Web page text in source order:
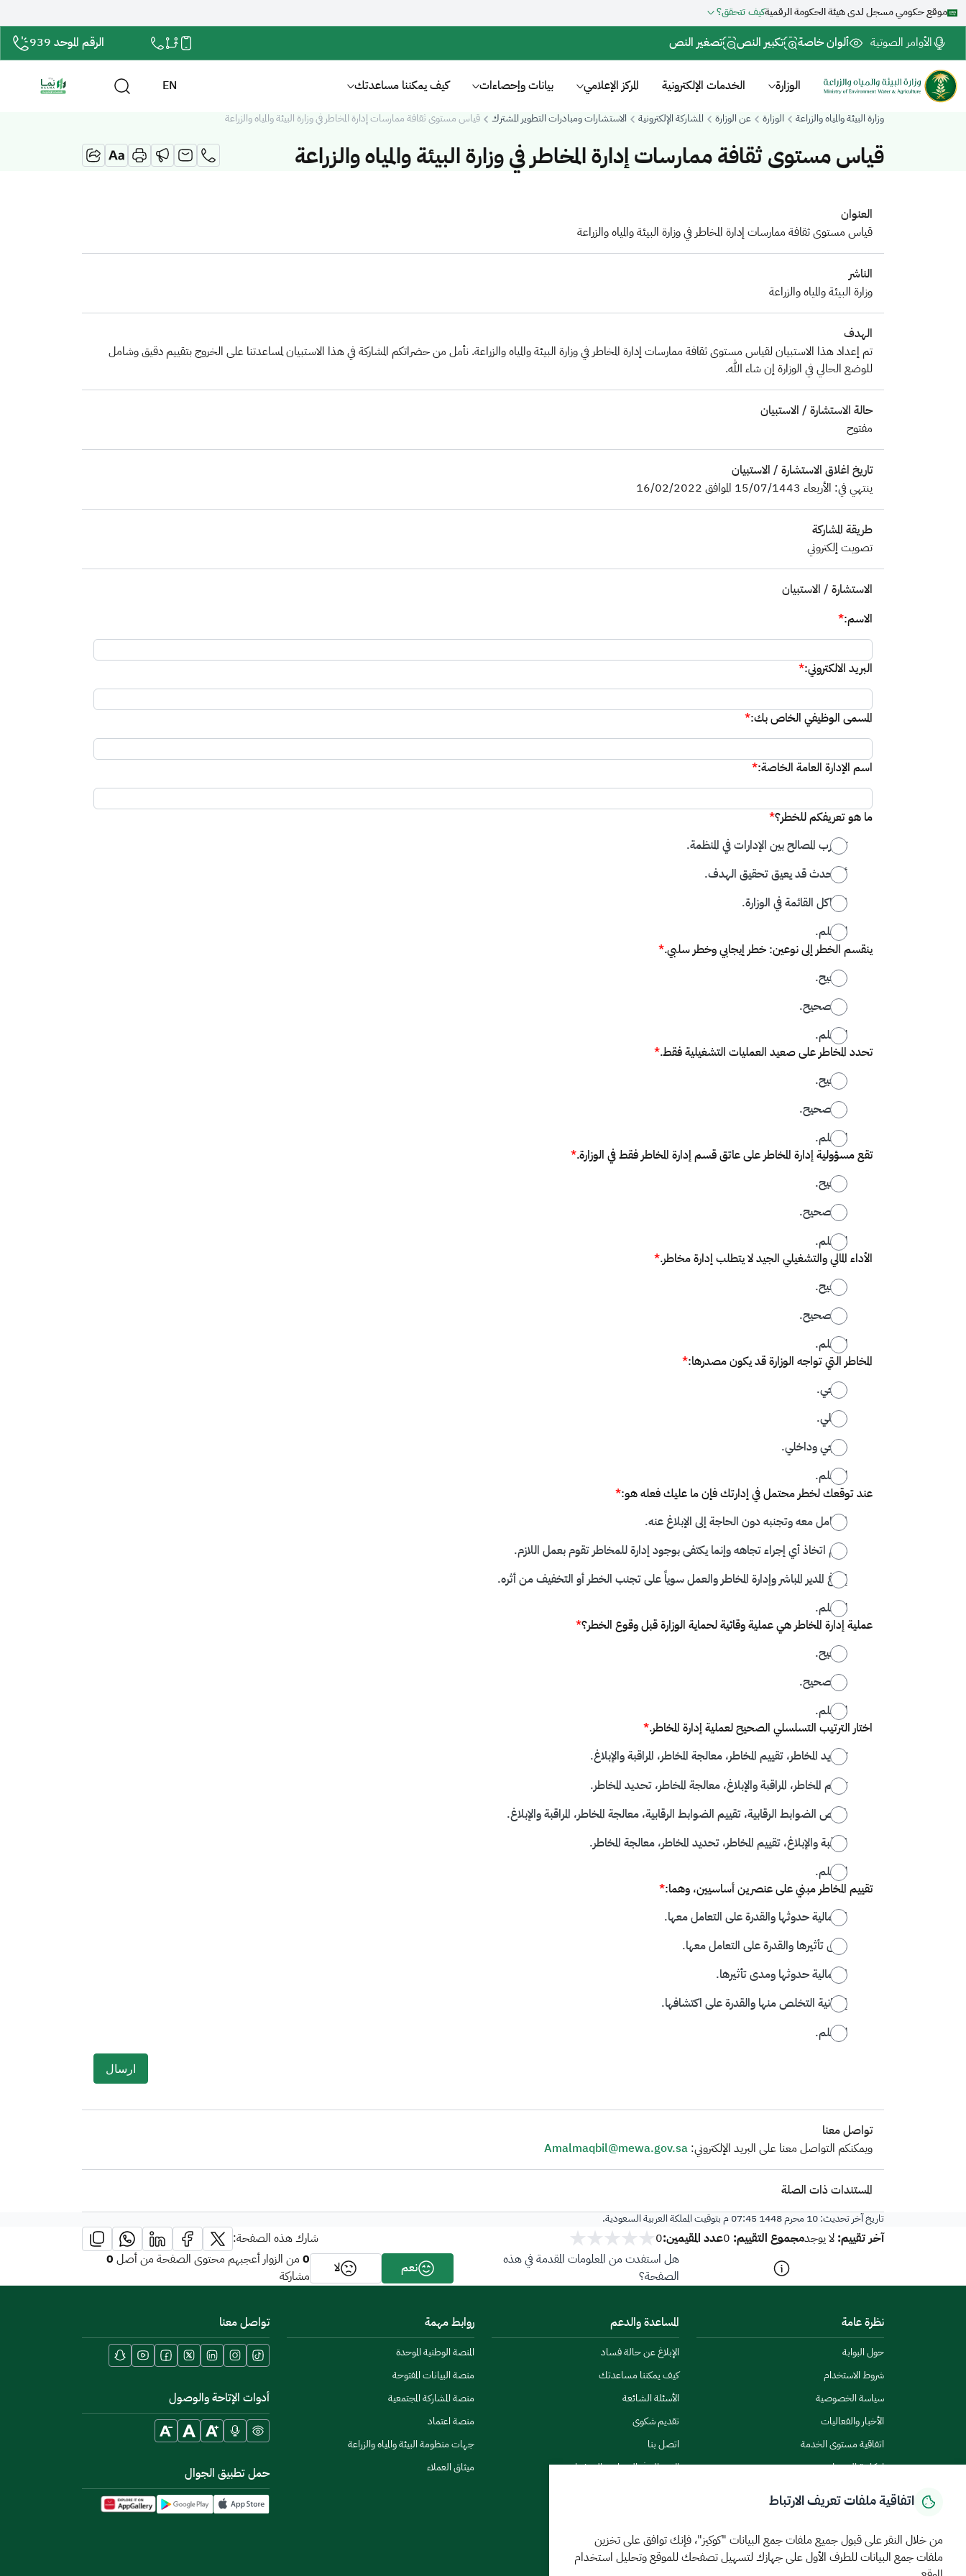
موقع حكومي مسجل لدى هيئة الحكومة الرقميةكيف تتحقق؟
الأوامر الصوتية ألوان خاصة تكبير النص تصغير النص الرقم الموحد 939
الوزارة الخدمات الإلكترونية المركز الإعلامي بيانات وإحصاءات كيف يمكننا مساعدتك EN
وزارة البيئة والمياه والزراعة الوزارة عن الوزارة المشاركة الإلكترونية الاستشارات ومبادرات التطوير المشترك قياس مستوى ثقافة ممارسات إدارة المخاطر في وزارة البيئة والمياه والزراعة
قياس مستوى ثقافة ممارسات إدارة المخاطر في وزارة البيئة والمياه والزراعة
العنوان
قياس مستوى ثقافة ممارسات إدارة المخاطر في وزارة البيئة والمياه والزراعة
الناشر
وزارة البيئة والمياه والزراعة
الهدف
تم إعداد هذا الاستبيان لقياس مستوى ثقافة ممارسات إدارة المخاطر في وزارة البيئة والمياه والزراعة. نأمل من حضراتكم المشاركة في هذا الاستبيان لمساعدتنا على الخروج بتقييم دقيق وشامل
للوضع الحالي في الوزارة إن شاء الله.
حالة الاستشارة / الاستبيان
مفتوح
تاريخ اغلاق الاستشارة / الاستبيان
ينتهي في: الأربعاء 15/07/1443 الموافق 16/02/2022
طريقة المشاركة
تصويت إلكتروني
الاستشارة / الاستبيان
الاسم:*
البريد الالكتروني:*
المسمى الوظيفي الخاص بك:*
اسم الإدارة العامة الخاصة:*
ما هو تعريفكم للخطر؟*
تضارب المصالح بين الإدارات في المنظمة.
أي حدث قد يعيق تحقيق الهدف.
المشاكل القائمة في الوزارة.
لا أعلم.
ينقسم الخطر إلى نوعين: خطر إيجابي وخطر سلبي.*
صحيح.
غير صحيح.
لا أعلم.
تحدد المخاطر على صعيد العمليات التشغيلية فقط.*
صحيح.
غير صحيح.
لا أعلم.
تقع مسؤولية إدارة المخاطر على عاتق قسم إدارة المخاطر فقط في الوزارة.*
صحيح.
غير صحيح.
لا أعلم.
الأداء المالي والتشغيلي الجيد لا يتطلب إدارة مخاطر.*
صحيح.
غير صحيح.
لا أعلم.
المخاطر التي تواجه الوزارة قد يكون مصدرها:*
خارجي.
داخلي.
خارجي وداخلي.
لا أعلم.
عند توقعك لخطر محتمل في إدارتك فإن ما عليك فعله هو:*
التعامل معه وتجنبه دون الحاجة إلى الإبلاغ عنه.
عدم اتخاذ أي إجراء تجاهه وإنما يكتفى بوجود إدارة للمخاطر تقوم بعمل اللازم.
إبلاغ المدير المباشر وإدارة المخاطر والعمل سوياً على تجنب الخطر أو التخفيف من أثره.
لا أعلم.
عملية إدارة المخاطر هي عملية وقائية لحماية الوزارة قبل وقوع الخطر؟*
صحيح.
غير صحيح.
لا أعلم.
اختار الترتيب التسلسلي الصحيح لعملية إدارة المخاطر.*
تحديد المخاطر، تقييم المخاطر، معالجة المخاطر، المراقبة والإبلاغ.
تقييم المخاطر، المراقبة والإبلاغ، معالجة المخاطر، تحديد المخاطر.
فحص الضوابط الرقابية، تقييم الضوابط الرقابية، معالجة المخاطر، المراقبة والإبلاغ.
المراقبة والإبلاغ، تقييم المخاطر، تحديد المخاطر، معالجة المخاطر.
لا أعلم.
تقييم المخاطر مبني على عنصرين أساسيين، وهما:*
احتمالية حدوثها والقدرة على التعامل معها.
مدى تأثيرها والقدرة على التعامل معها.
احتمالية حدوثها ومدى تأثيرها.
إمكانية التخلص منها والقدرة على اكتشافها.
لا أعلم.
تواصل معنا
​ويمكنكم التواصل معنا على البريد الإلكتروني:Amalmaqbil@mewa.gov.sa
المستندات ذات الصلة
تاريخ آخر تحديث:10 محرم 1448 07:45 م بتوقيت المملكة العربية السعودية.
آخر تقييم:لا يوجدمجموع التقييم: 0عدد المقيمين:0
شارك هذه الصفحة:
هل استفدت من المعلومات المقدمة في هذه
الصفحة؟
نعم لا 0من الزوار أعجبهم محتوى الصفحة من أصل0
مشاركة
نظرة عامة
حول البوابة
شروط الاستخدام
سياسة الخصوصية
الأخبار والفعاليات
اتفاقية مستوى الخدمة
إمكانية الوصول
المساعدة والدعم
الإبلاغ عن حالة فساد
كيف يمكننا مساعدتك
الأسئلة الشائعة
تقديم شكوى
اتصل بنا
الاشتراك في النشرات والتحذيرات
روابط مهمة
المنصة الوطنية الموحدة
منصة البيانات المفتوحة
منصة المشاركة المجتمعية
منصة اعتماد
جهات منظومة البيئة والمياه والزراعة
ميثاق العملاء
تواصل معنا
أدوات الإتاحة والوصول
حمل تطبيق الجوال
اتفاقية ملفات تعريف الارتباط
من خلال النقر على قبول جميع ملفات جمع البيانات "كوكيز"، فإنك توافق على تخزين
ملفات جمع البيانات للطرف الأول على جهازك لتسهيل تصفحك للموقع وتحليل استخدام